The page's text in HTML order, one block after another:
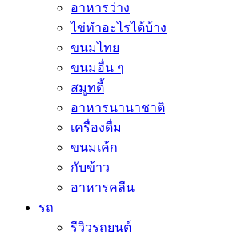
อาหารว่าง
ไข่ทำอะไรได้บ้าง
ขนมไทย
ขนมอื่น ๆ
สมูทตี้
อาหารนานาชาติ
เครื่องดื่ม
ขนมเค้ก
กับข้าว
อาหารคลีน
รถ
รีวิวรถยนต์